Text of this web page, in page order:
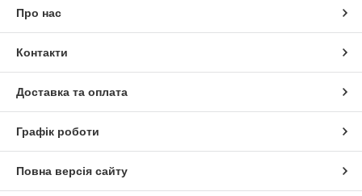
Про нас
Контакти
Доставка та оплата
Графік роботи
Повна версія сайту